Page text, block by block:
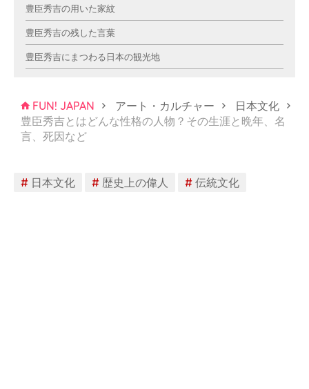
豊臣秀吉の用いた家紋
豊臣秀吉の残した言葉
豊臣秀吉にまつわる日本の観光地
FUN! JAPAN アート・カルチャー
日本文化
豊臣秀吉とはどんな性格の人物？その生涯と晩年、名
言、死因など
# 日本文化 # 歴史上の偉人 # 伝統文化